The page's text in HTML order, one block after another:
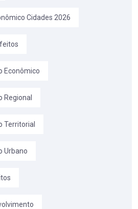
Cidades 2026
Econômico
Regional
Territorial
Urbano